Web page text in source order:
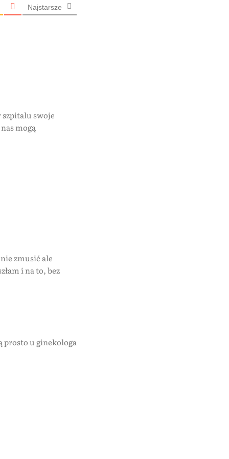
Najstarsze
szpitalu swoje
mogą
zmusić ale
i na to, bez
prosto u ginekologa